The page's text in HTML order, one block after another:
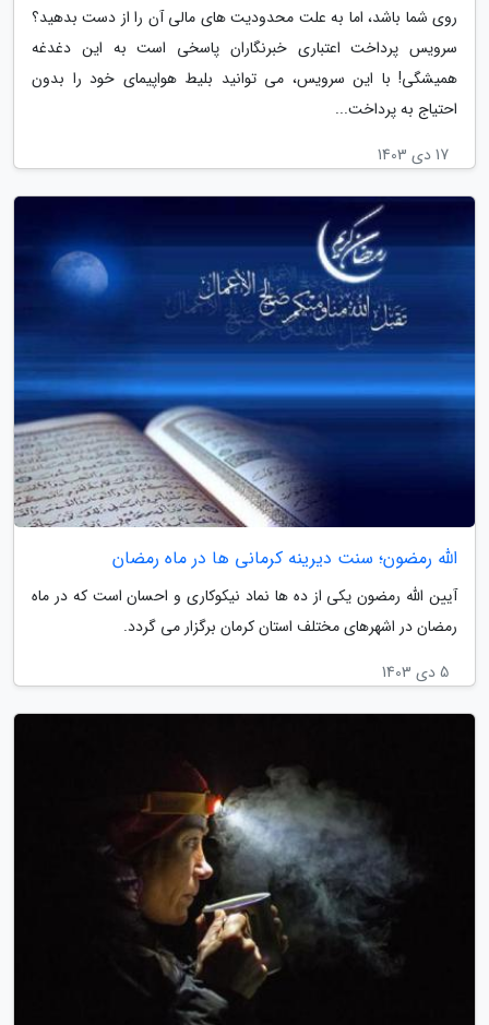
روی شما باشد، اما به علت محدودیت های مالی آن را از دست بدهید؟
سرویس پرداخت اعتباری خبرنگاران پاسخی است به این دغدغه
همیشگی! با این سرویس، می توانید بلیط هواپیمای خود را بدون
احتیاج به پرداخت...
17 دی 1403
الله رمضون؛ سنت دیرینه کرمانی ها در ماه رمضان
آیین الله رمضون یکی از ده ها نماد نیکوکاری و احسان است که در ماه
رمضان در اشهرهای مختلف استان کرمان برگزار می گردد.
5 دی 1403